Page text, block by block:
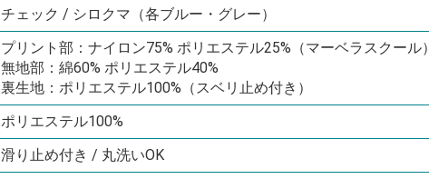
チェック / シロクマ（各ブルー・グレー）
プリント部：ナイロン75% ポリエステル25%（マーベラスクール）
無地部：綿60% ポリエステル40%
裏生地：ポリエステル100%（スベリ止め付き）
ポリエステル100%
滑り止め付き / 丸洗いOK